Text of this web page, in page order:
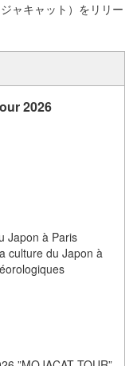
ャキャット）をリリー
2026
Japon à Paris
culture du Japon à